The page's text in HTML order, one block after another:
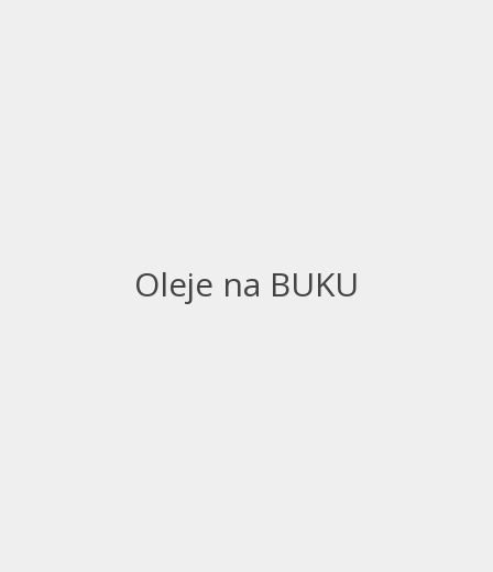
Oleje na BUKU